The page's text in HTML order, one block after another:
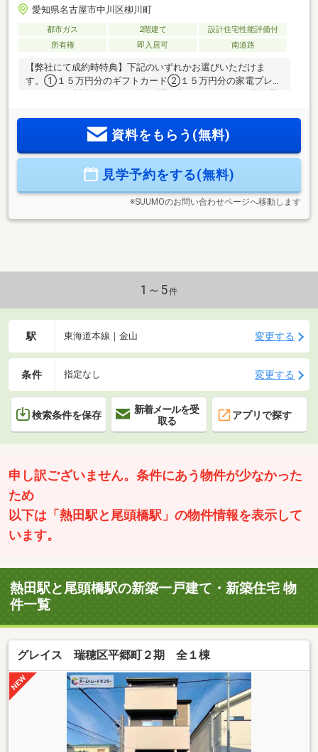
愛知県名古屋市中川区柳川町
都市ガス 2階建て
設計住宅性能評価付
所有権
即入居可 南道路
【弊社にて成約時特典】下記のいずれかお選びいただけま
す。①１５万円分のギフトカード②１５万円分の家電プレゼ
ントなど…※諸条件有、まずはお問い合わせください！内覧予
しております。（１８時以降も出られます）ご所有不動産の
無料査定も承りますので、参考程度でもお気軽にお申し付け
資料をもらう(無料)
見学予約をする(無料)
※SUUMOのお問い合わせページへ移動します
1～5件
駅 東海道本線｜金山 変更する
条件 指定なし 変更する
検索条件を保存
新着メールを受
取る
アプリで探す
申し訳ございません。条件にあう物件が少なかった
ため
以下は「熱田駅と尾頭橋駅」の物件情報を表示して
います。
熱田駅と尾頭橋駅の新築一戸建て・新築住宅 物
件一覧
グレイス 瑞穂区平郷町２期 全１棟